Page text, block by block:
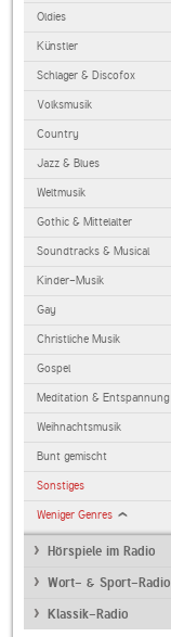
Oldies
Künstler
Schlager & Discofox
Volksmusik
Country
Jazz & Blues
Weltmusik
Gothic & Mittelalter
Soundtracks & Musical
Kinder-Musik
Gay
Christliche Musik
Gospel
Meditation & Entspannung
Weihnachtsmusik
Bunt gemischt
Sonstiges
Weniger Genres
Hörspiele im Radio
Wort- & Sport-Radio
Klassik-Radio